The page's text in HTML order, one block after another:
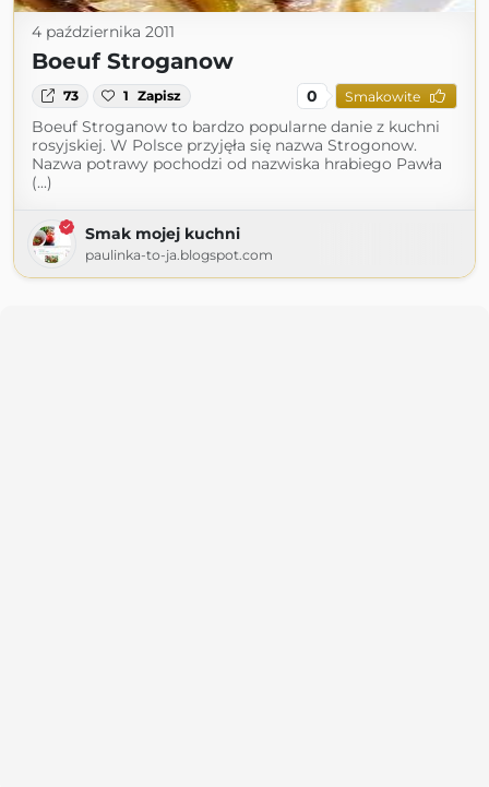
4 października 2011
Boeuf Stroganow
73 1 Zapisz 0 Smakowite
Boeuf Stroganow to bardzo popularne danie z kuchni
rosyjskiej. W Polsce przyjęła się nazwa Strogonow.
Nazwa potrawy pochodzi od nazwiska hrabiego Pawła
(...)
Smak mojej kuchni
paulinka-to-ja.blogspot.com